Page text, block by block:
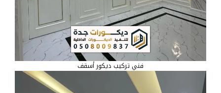
فني تركيب ديكور أسقف